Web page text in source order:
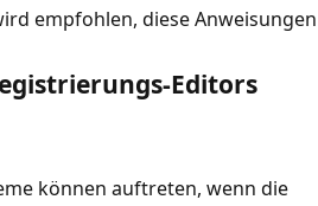
empfohlen, diese Anweisungen
Editors
können auftreten, wenn die